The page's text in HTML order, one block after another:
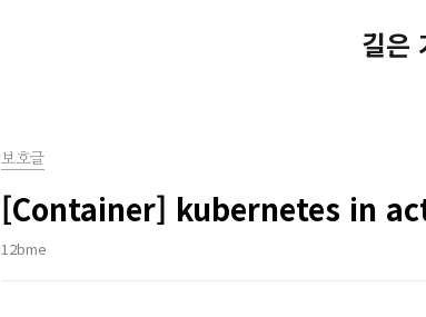
길은
보호글
[Container] kubernetes in
12bme